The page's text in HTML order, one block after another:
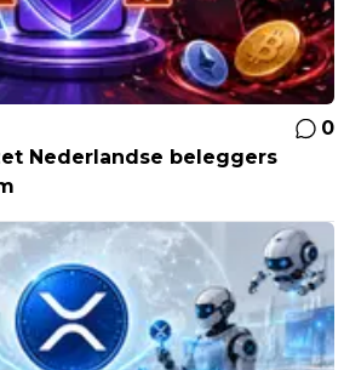
0
Nederlandse beleggers